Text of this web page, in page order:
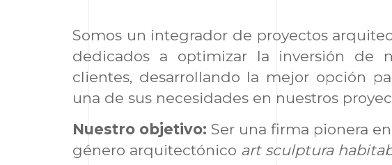
Somos un integrador de proyectos
dedicados a optimizar la inversión de
clientes, desarrollando la mejor opción
una de sus necesidades en nuestros
Nuestro objetivo: Ser una firma pionera
género arquitectónico art sculptura